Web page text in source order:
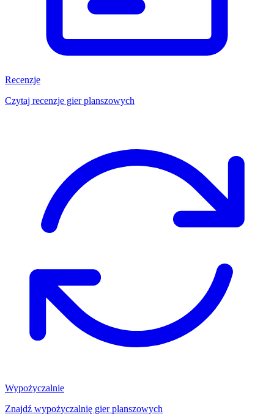
Recenzje
Czytaj recenzje gier planszowych
Wypożyczalnie
Znajdź wypożyczalnię gier planszowych